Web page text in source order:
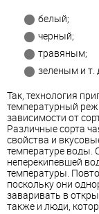
белый;
черный;
травяным;
зеленым и т.
Так, технология
температурный
зависимости от
Различные сорта
свойства и
температуре воды.
неперекипевшей
температуры.
поскольку они
заваривать в
также и люди,